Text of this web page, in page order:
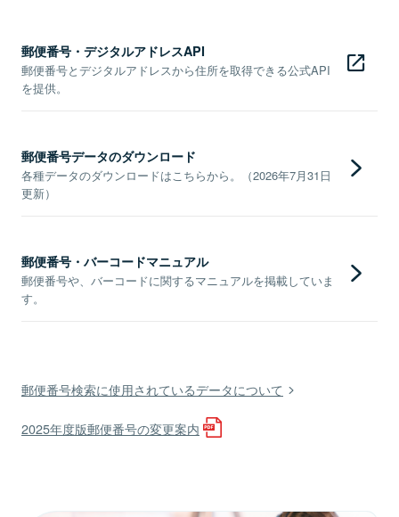
郵便番号・デジタルアドレスAPI
郵便番号とデジタルアドレスから住所を取得できる公式API
を提供。
郵便番号データのダウンロード
各種データのダウンロードはこちらから。（2026年7月31日
更新）
郵便番号・バーコードマニュアル
郵便番号や、バーコードに関するマニュアルを掲載していま
す。
郵便番号検索に使用されているデータについて
2025年度版郵便番号の変更案内